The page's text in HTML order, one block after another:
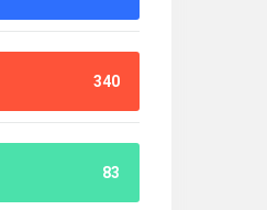
340
83